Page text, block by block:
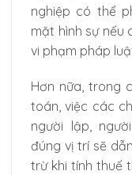
nghiệp có thể
mặt hình sự nếu
vi phạm pháp
Hơn nữa, trong
toán, việc các
người lập,
đúng vị trí sẽ
trừ khi tính thuế